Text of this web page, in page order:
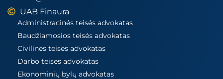
UAB Finaura
Administracinės teisės advokatas
Baudžiamosios teisės advokatas
Civilinės teisės advokatas
Darbo teisės advokatas
Ekonominių bylų advokatas